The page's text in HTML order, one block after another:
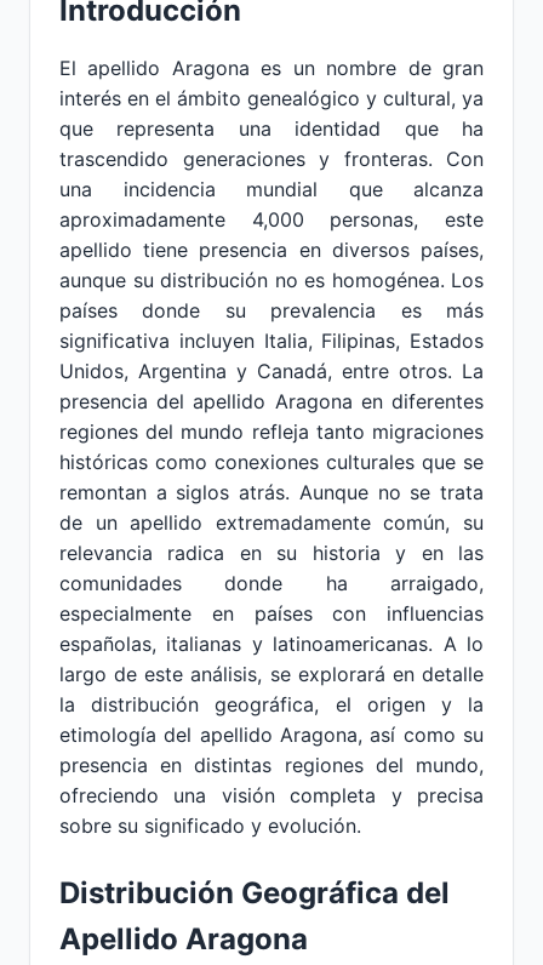
Introducción
El apellido Aragona es un nombre de gran
interés en el ámbito genealógico y cultural, ya
que representa una identidad que ha
trascendido generaciones y fronteras. Con
una incidencia mundial que alcanza
aproximadamente 4,000 personas, este
apellido tiene presencia en diversos países,
aunque su distribución no es homogénea. Los
países donde su prevalencia es más
significativa incluyen Italia, Filipinas, Estados
Unidos, Argentina y Canadá, entre otros. La
presencia del apellido Aragona en diferentes
regiones del mundo refleja tanto migraciones
históricas como conexiones culturales que se
remontan a siglos atrás. Aunque no se trata
de un apellido extremadamente común, su
relevancia radica en su historia y en las
comunidades donde ha arraigado,
especialmente en países con influencias
españolas, italianas y latinoamericanas. A lo
largo de este análisis, se explorará en detalle
la distribución geográfica, el origen y la
etimología del apellido Aragona, así como su
presencia en distintas regiones del mundo,
ofreciendo una visión completa y precisa
sobre su significado y evolución.
Distribución Geográfica del
Apellido Aragona